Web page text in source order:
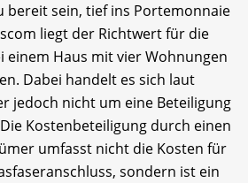
bereit sein, tief ins Portemonnaie
liegt der Richtwert für die
einem Haus mit vier Wohnungen
Dabei handelt es sich laut
jedoch nicht um eine Beteiligung
Kostenbeteiligung durch einen
umfasst nicht die Kosten für
sondern ist ein